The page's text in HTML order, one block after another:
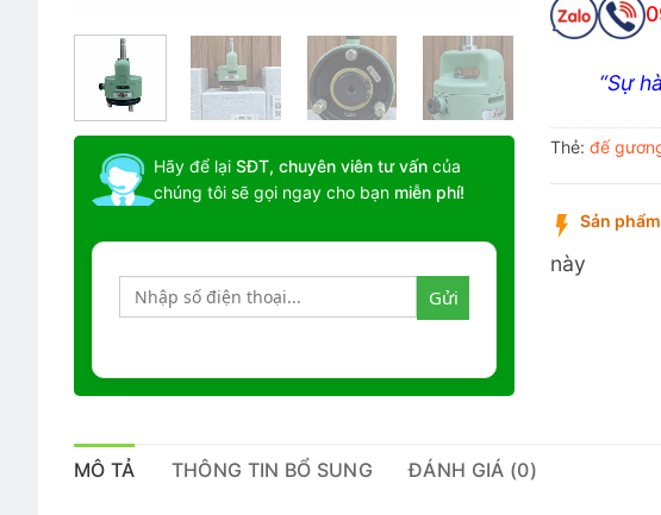
Hãy để lại SĐT, chuyên viên tư vấn của
chúng tôi sẽ gọi ngay cho bạn miễn phí!
“Sự
Thẻ: đế
Sản
này
MÔ TẢ THÔNG TIN BỔ SUNG ĐÁNH GIÁ (0)